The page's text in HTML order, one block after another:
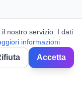
nostro servizio. I dati
informazioni
Accetta